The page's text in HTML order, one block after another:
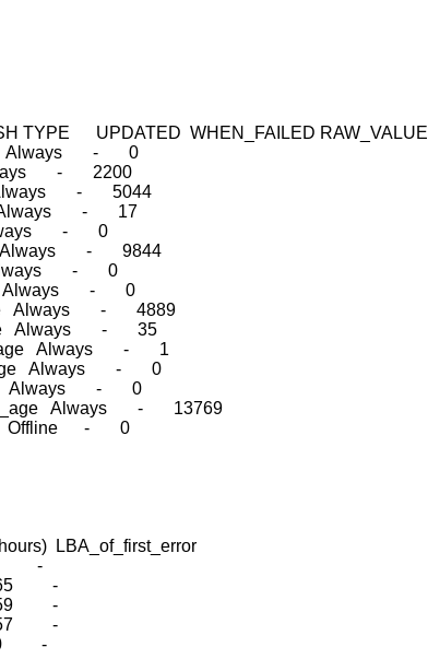
TYPE UPDATED WHEN_FAILED RAW_VALUE
fail Always - 0
- 2200
Always - 5044
Always - 17
- 0
Always - 9844
Always - 0
fail Always - 0
Always - 4889
Always - 35
Always - 1
Always - 0
Always - 0
Always - 13769
fail Offline - 0
LBA_of_first_error
-
365 -
159 -
157 -
0 -